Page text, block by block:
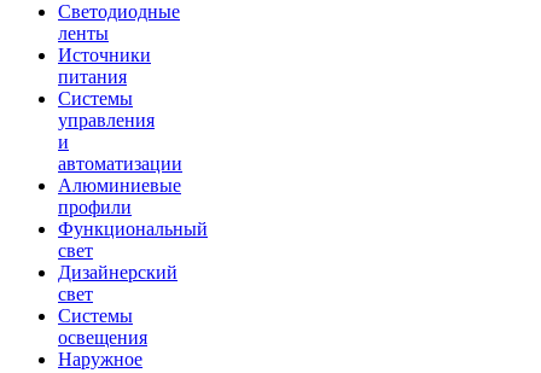
Светодиодные
ленты
Источники
питания
Системы
управления
и
автоматизации
Алюминиевые
профили
Функциональный
свет
Дизайнерский
свет
Системы
освещения
Наружное